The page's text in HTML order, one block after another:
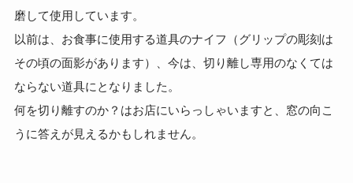
磨して使用しています。
以前は、お食事に使用する道具のナイフ（グリップの彫刻は
その頃の面影があります）、今は、切り離し専用のなくては
ならない道具にとなりました。
何を切り離すのか？はお店にいらっしゃいますと、窓の向こ
うに答えが見えるかもしれません。